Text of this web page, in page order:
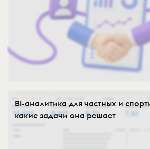
BI-аналитика для частных и
какие задачи она решает